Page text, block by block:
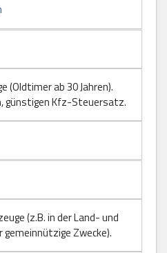
(Oldtimer ab 30 Jahren).
günstigen Kfz-Steuersatz.
(z.B. in der Land- und
Zwecke).